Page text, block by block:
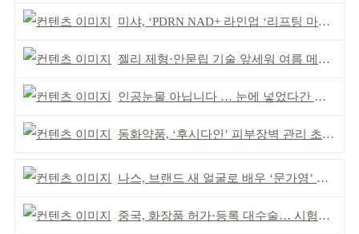
미샤, ‘PDRN NAD+ 라인업 ‘리프팅 마스크’ 출시
젤리 제형·안묻립 기술 앞세워 여름 메이크업 시장 공략
인공눈물 아닙니다 … 눈에 넣었다간 각막 손상
동화약품, ‘후시다인’ 피부장벽 관리 초점 ‘리브랜딩’
나스, 브랜드 새 얼굴로 배우 ‘문가영’ 발탁
중국, 화장품 허가·등록 대수술… 시험자료 공용 허용